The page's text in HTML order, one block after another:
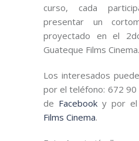
curso, cada
presentar un
proyectado en el
Guateque Films Cinema.
Los interesados
por el teléfono: 672 90
de Facebook y por el
Films Cinema.